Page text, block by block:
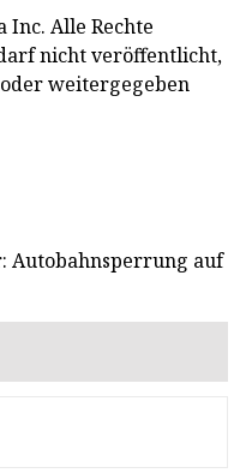
Inc. Alle Rechte
nicht veröffentlicht,
weitergegeben
Autobahnsperrung auf